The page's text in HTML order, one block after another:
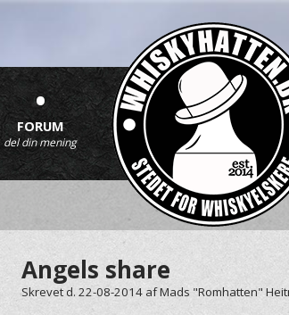
•
FORUM
del din mening
Angels share
Skrevet d. 22-08-2014 afMads "Romhatten"